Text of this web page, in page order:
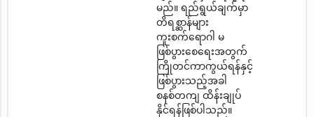
မည်။ ရည်ရွယ်ချက်မှာ
တိရစ္ဆာန်များ
ကူးစက်ရောဂါ မ
ဖြစ်ပွားစေရေးအတွက်
ကြိုတင်ကာကွယ်ရန်နှင့်
ဖြစ်ပွားသည့်အခါ
စနစ်တကျ ထိန်းချုပ်
နိုင်ရန်ဖြစ်ပါသည်။